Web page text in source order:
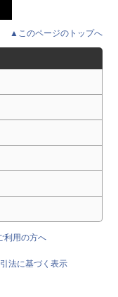
▲このページのトップへ
利用の方へ
法に基づく表示